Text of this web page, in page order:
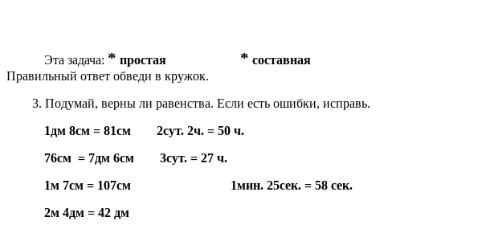
Эта задача: * простая * составная
Правильный ответ обведи в кружок.
Подумай, верны ли равенства. Если есть ошибки, исправь.
1дм 8см = 81см 2сут. 2ч. = 50 ч.
76см = 7дм 6см 3сут. = 27 ч.
1м 7см = 107см 1мин. 25сек. = 58 сек.
2м 4дм = 42 дм